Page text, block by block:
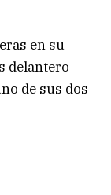
en su
delantero
de sus dos